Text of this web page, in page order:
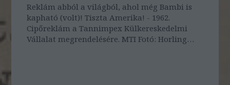
Reklám abból a világból, ahol még Bambi is
kapható (volt)! Tiszta Amerika! - 1962.
Cipőreklám a Tannimpex Külkereskedelmi
Vállalat megrendelésére. MTI Fotó: Horling